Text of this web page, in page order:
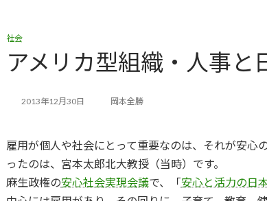
社会
アメリカ型組織・人事と
2013年12月30日 岡本全勝
雇用が個人や社会にとって重要なのは、それが安心
ったのは、宮本太郎北大教授（当時）です。
麻生政権の安心社会実現会議で、「安心と活力の日